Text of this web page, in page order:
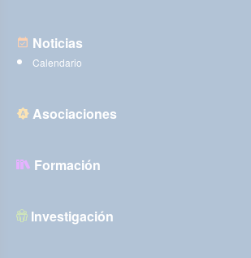
Noticias
Calendario
Asociaciones
Formación
Investigación